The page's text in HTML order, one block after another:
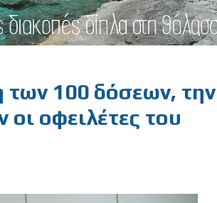
των 100 δόσεων, την
οφειλέτες του